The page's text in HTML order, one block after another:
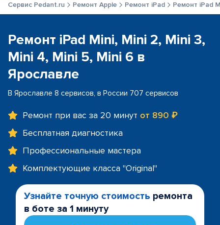
Сервис Pedant.ru Ремонт Apple Ремонт iPad Ремонт iPad
Ремонт iPad Mini, Mini 2, Mini 3,
Mini 4, Mini 5, Mini 6 в
Ярославле
В Ярославле 8 сервисов, в России 707 сервисов
Ремонт при вас за 20 минут от 890 ₽
Бесплатная диагностика
Профессиональные мастера
Комплектующие класса "Original"
Узнайте точную стоимость ремонта
в боте за 1 минуту